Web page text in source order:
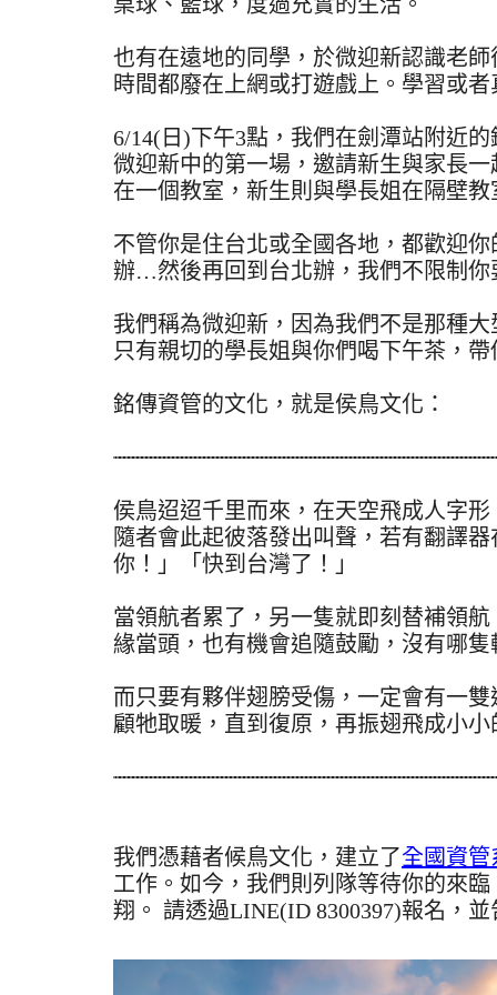
也有在遠地的同學，於微迎新認識老
時間都廢在上網或打遊戲上。學習或
6/14(日)下午3點，我們在劍潭站附近
微迎新中的第一場，邀請新生與家長
在一個教室，新生則與學長姐在隔壁
不管你是住台北或全國各地，都歡迎
辦…然後再回到台北辦，我們不限制
我們稱為微迎新，因為我們不是那種
只有親切的學長姐與你們喝下午茶，
銘傳資管的文化，就是侯鳥文化：
侯鳥迢迢千里而來，在天空飛成人字
隨者會此起彼落發出叫聲，若有翻譯
你！」「快到台灣了！」
當領航者累了，另一隻就即刻替補領
緣當頭，也有機會追隨鼓勵，沒有哪
而只要有夥伴翅膀受傷，一定會有一
顧牠取暖，直到復原，再振翅飛成小
我們憑藉者候鳥文化，建立了全國資
工作。如今，我們則列隊等待你的來
翔。 請透過LINE(ID 8300397)報名，